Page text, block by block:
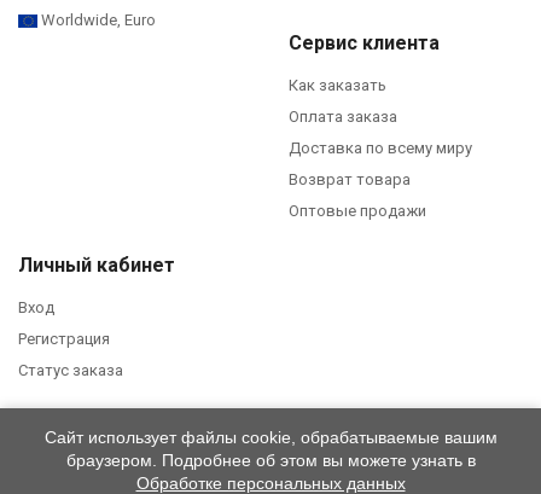
Worldwide, Euro
Сервис клиента
Как заказать
Оплата заказа
Доставка по всему миру
Возврат товара
Оптовые продажи
Личный кабинет
Вход
Регистрация
Статус заказа
© 2026 ЮНОСТЬ™ / ООО «ТИМЭГ». Все права защищены.Политика
конфиденциальности
.
Сайт использует файлы cookie, обрабатываемые вашим
браузером. Подробнее об этом вы можете узнать в
Обработке персональных данных